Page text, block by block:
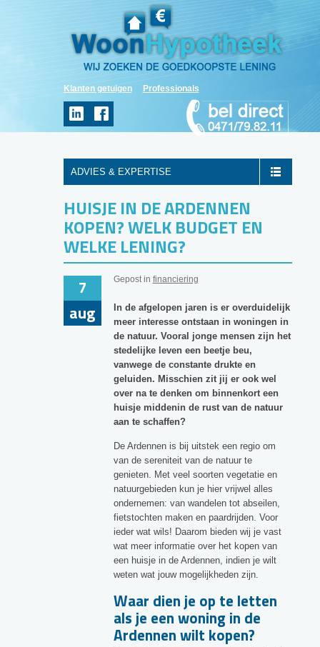
Klanten getuigen Professionals
ADVIES & EXPERTISE
HUISJE IN DE ARDENNEN
KOPEN? WELK BUDGET EN
WELKE LENING?
7
aug
Gepost in financiering
In de afgelopen jaren is er overduidelijk
meer interesse ontstaan in woningen in
de natuur. Vooral jonge mensen zijn het
stedelijke leven een beetje beu,
vanwege de constante drukte en
geluiden. Misschien zit jij er ook wel
over na te denken om binnenkort een
huisje middenin de rust van de natuur
aan te schaffen?
De Ardennen is bij uitstek een regio om
van de sereniteit van de natuur te
genieten. Met veel soorten vegetatie en
natuurgebieden kun je hier vrijwel alles
ondernemen: van wandelen tot abseilen,
fietstochten maken en paardrijden. Voor
ieder wat wils! Daarom bieden wij je vast
wat meer informatie over het kopen van
een huisje in de Ardennen, indien je wilt
weten wat jouw mogelijkheden zijn.
Waar dien je op te letten
als je een woning in de
Ardennen wilt kopen?